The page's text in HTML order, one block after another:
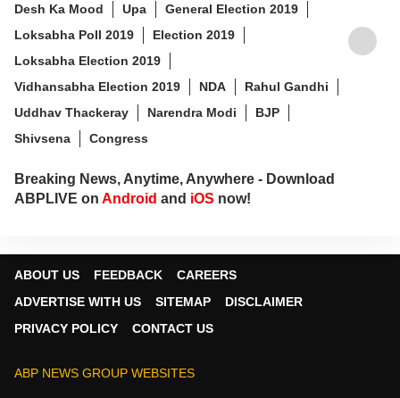
Desh Ka Mood
Upa
General Election 2019
Loksabha Poll 2019
Election 2019
Loksabha Election 2019
Vidhansabha Election 2019
NDA
Rahul Gandhi
Uddhav Thackeray
Narendra Modi
BJP
Shivsena
Congress
Breaking News, Anytime, Anywhere - Download
ABPLIVE on Android and iOS now!
ABOUT US FEEDBACK
CAREERS
ADVERTISE WITH US
SITEMAP
DISCLAIMER
PRIVACY POLICY
CONTACT US
ABP NEWS GROUP WEBSITES